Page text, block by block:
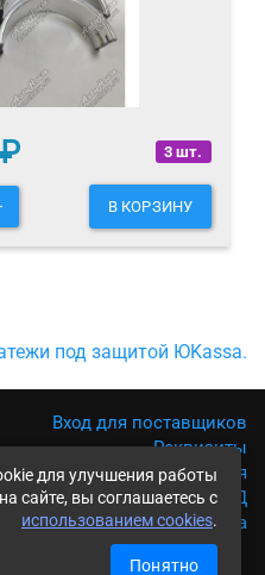
для улучшения работы
сайте, вы соглашаетесь с
использованием cookies.
Понятно
3 шт.
₽
В КОРЗИНУ
Вход для поставщиков
Реквизиты
Условия использования
Политика обработки ПД
Карта сайта